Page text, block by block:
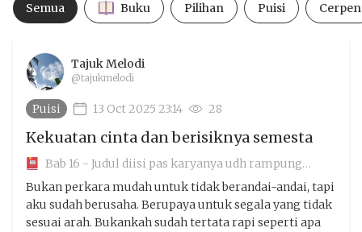
Semua Buku Pilihan Puisi Cerpen
Tajuk Melodi
@tajukmelodi
Puisi 13 Oct 2025 23:14 28
Kekuatan cinta dan berisiknya semesta
Bab 16 - Judul diisi pas karyanya udh rampung
aamiin
Bukan perkara mudah untuk tidak berandai-andai, tapi
aku sudah berusaha. Berupaya untuk segala yang tidak
sesuai arah. Bukankah sudah tertata rapi seperti apa